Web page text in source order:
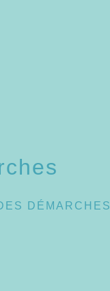
DÉMARCHES